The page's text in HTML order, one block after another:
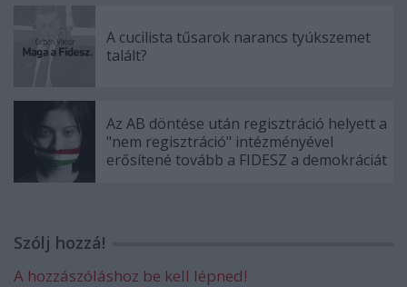
A cucilista tűsarok narancs tyúkszemet
talált?
Az AB döntése után regisztráció helyett a
"nem regisztráció" intézményével
erősítené tovább a FIDESZ a demokráciát
Szólj hozzá!
A hozzászóláshoz be kell lépned!